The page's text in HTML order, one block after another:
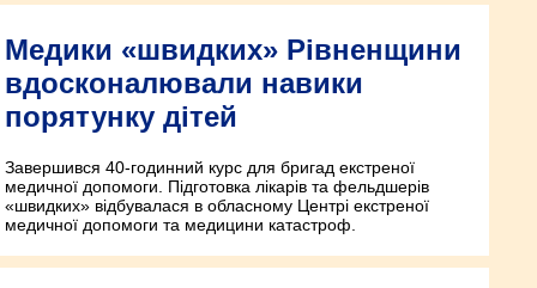
Медики «швидких» Рівненщини
вдосконалювали навики
порятунку дітей
Завершився 40-годинний курс для бригад екстреної
медичної допомоги. Підготовка лікарів та фельдшерів
«швидких» відбувалася в обласному Центрі екстреної
медичної допомоги та медицини катастроф.